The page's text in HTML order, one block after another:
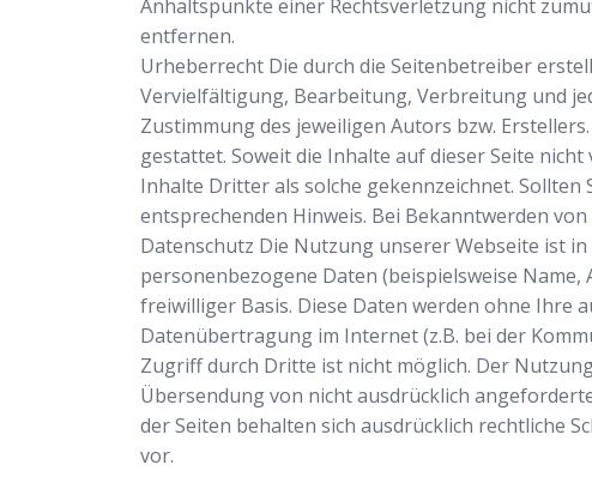
Anhaltspunkte einer Rechtsverletzung nicht
entfernen.
Urheberrecht Die durch die Seitenbetreiber
Vervielfältigung, Bearbeitung, Verbreitung und
Zustimmung des jeweiligen Autors bzw.
gestattet. Soweit die Inhalte auf dieser Seite
Inhalte Dritter als solche gekennzeichnet.
entsprechenden Hinweis. Bei Bekanntwerden
Datenschutz Die Nutzung unserer Webseite ist
personenbezogene Daten (beispielsweise
freiwilliger Basis. Diese Daten werden ohne Ihre
Datenübertragung im Internet (z.B. bei der
Zugriff durch Dritte ist nicht möglich. Der
Übersendung von nicht ausdrücklich
der Seiten behalten sich ausdrücklich rechtliche
vor.